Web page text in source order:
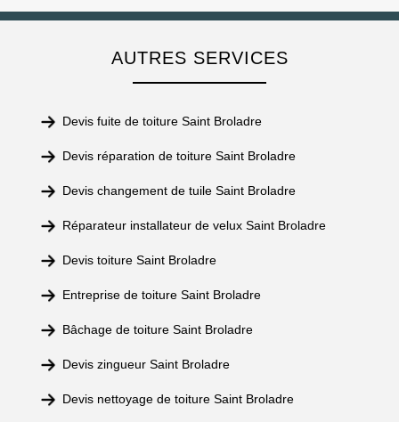
AUTRES SERVICES
Devis fuite de toiture Saint Broladre
Devis réparation de toiture Saint Broladre
Devis changement de tuile Saint Broladre
Réparateur installateur de velux Saint Broladre
Devis toiture Saint Broladre
Entreprise de toiture Saint Broladre
Bâchage de toiture Saint Broladre
Devis zingueur Saint Broladre
Devis nettoyage de toiture Saint Broladre